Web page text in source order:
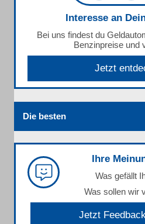
Interesse an
Bei uns findest du
Benzinpreise und
Jetzt
Die besten
Ihre
Was gefällt
Was sollen wir
Jetzt